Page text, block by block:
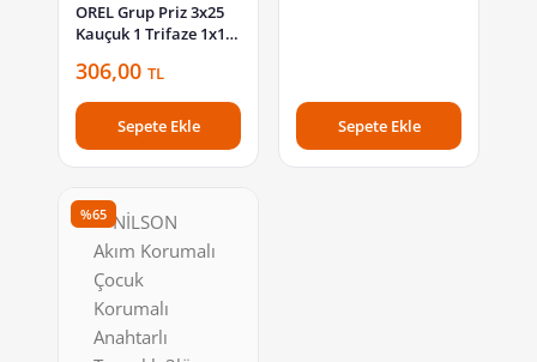
OREL Grup Priz 3x25
Kauçuk 1 Trifaze 1x16
306,00 TL
Sepete Ekle Sepete Ekle
%65